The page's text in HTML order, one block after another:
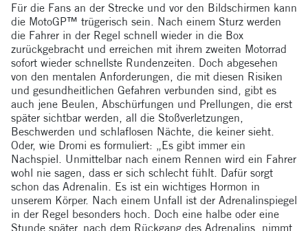
Für die Fans an der Strecke und vor den Bildschirmen kann
die MotoGP™ trügerisch sein. Nach einem Sturz werden
die Fahrer in der Regel schnell wieder in die Box
zurückgebracht und erreichen mit ihrem zweiten Motorrad
sofort wieder schnellste Rundenzeiten. Doch abgesehen
von den mentalen Anforderungen, die mit diesen Risiken
und gesundheitlichen Gefahren verbunden sind, gibt es
auch jene Beulen, Abschürfungen und Prellungen, die erst
später sichtbar werden, all die Stoßverletzungen,
Beschwerden und schlaflosen Nächte, die keiner sieht.
Oder, wie Dromi es formuliert: „Es gibt immer ein
Nachspiel. Unmittelbar nach einem Rennen wird ein Fahrer
wohl nie sagen, dass er sich schlecht fühlt. Dafür sorgt
schon das Adrenalin. Es ist ein wichtiges Hormon in
unserem Körper. Nach einem Unfall ist der Adrenalinspiegel
in der Regel besonders hoch. Doch eine halbe oder eine
Stunde später, nach dem Rückgang des Adrenalins, nimmt